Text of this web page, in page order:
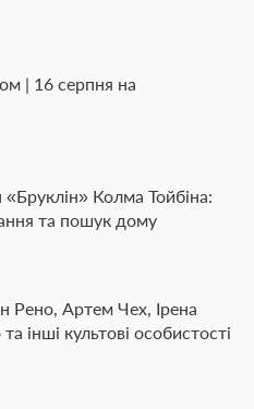
| 16 серпня на
Колма Тойбіна:
та пошук дому
Рено, Артем Чех, Ірена
інші культові особистості